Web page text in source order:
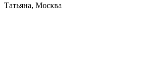
Татьяна, Москва